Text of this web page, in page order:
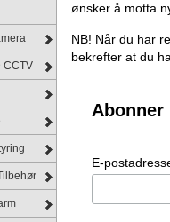
CCTV
ønsker å motta
NB! Når du har
bekrefter at du
Abonner
E-